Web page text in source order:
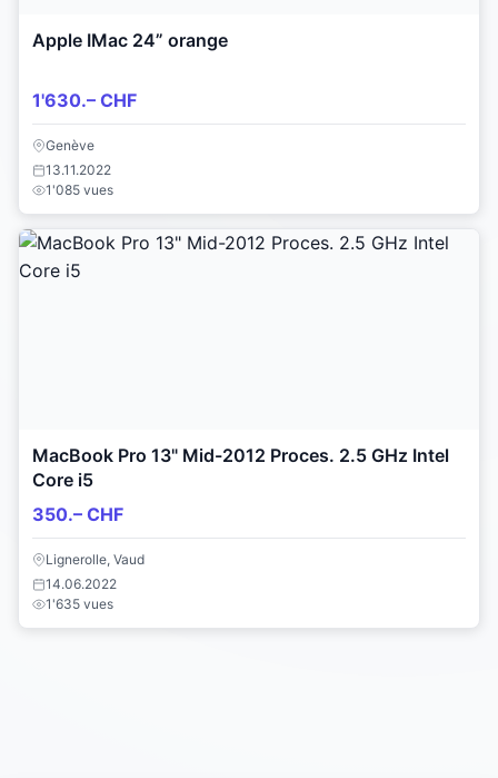
Apple IMac 24” orange
1'630.– CHF
Genève
13.11.2022
1'085 vues
MacBook Pro 13" Mid-2012 Proces. 2.5 GHz Intel
Core i5
350.– CHF
Lignerolle, Vaud
14.06.2022
1'635 vues